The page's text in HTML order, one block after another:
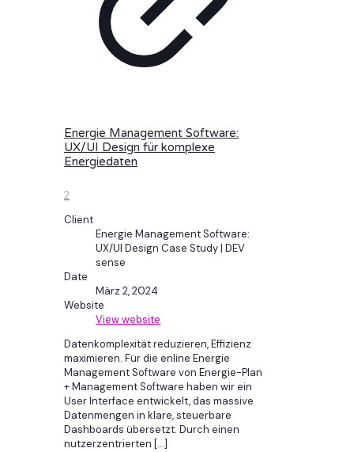
Energie Management Software:
UX/UI Design für komplexe
Energiedaten
2
Client
Energie Management Software:
UX/UI Design Case Study | DEV
sense
Date
März 2, 2024
Website
View website
Datenkomplexität reduzieren, Effizienz
maximieren. Für die enline Energie
Management Software von Energie-Plan
+ Management Software haben wir ein
User Interface entwickelt, das massive
Datenmengen in klare, steuerbare
Dashboards übersetzt. Durch einen
nutzerzentrierten […]